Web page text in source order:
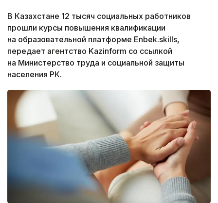
В Казахстане 12 тысяч социальных работников
прошли курсы повышения квалификации
на образовательной платформе Enbek.skills,
передает агентство Kazinform со ссылкой
на Министерство труда и социальной защиты
населения РК.